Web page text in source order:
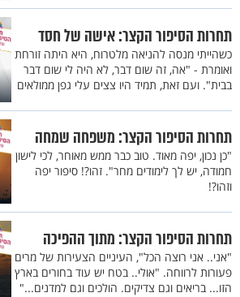
תחרות הסיפור הקצר: אישה של חסד
כשהייתי מנסה להניאה מלטרוח, היא היתה זורחת
ואומרת - "אה, זה שום דבר, לא היה לי שום דבר
בבית". ועם זאת, תמיד היו צצים עלי גפן ממולאים
תחרות הסיפור הקצר: משפחה שמחה
"כן נכון, יפה מאוד. טוב כבר ממש מאוחר, לכי לישון
חמודה, יש לך לימודים מחר". זהו?! סיפור יפה
וזהו?!
תחרות הסיפור הקצר: מתוך ההפיכה
"אני.. אני רוצה הכל", העיניים הצעירות של מרים
פעורות לרווחה. "אולי.. בטח יש עוד בחורים בארץ
הזו... בריאים וגם צדיקים. הולכים וגם למדנים..."